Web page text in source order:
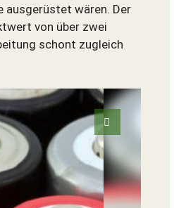
ausgerüstet wären. Der
von über zwei
schont zugleich